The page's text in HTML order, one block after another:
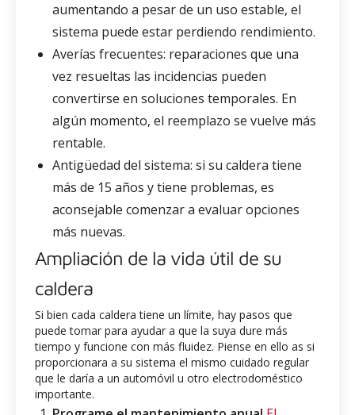
aumentando a pesar de un uso estable, el
sistema puede estar perdiendo rendimiento.
Averías frecuentes: reparaciones que una
vez resueltas las incidencias pueden
convertirse en soluciones temporales. En
algún momento, el reemplazo se vuelve más
rentable.
Antigüedad del sistema: si su caldera tiene
más de 15 años y tiene problemas, es
aconsejable comenzar a evaluar opciones
más nuevas.
Ampliación de la vida útil de su
caldera
Si bien cada caldera tiene un límite, hay pasos que
puede tomar para ayudar a que la suya dure más
tiempo y funcione con más fluidez. Piense en ello as si
proporcionara a su sistema el mismo cuidado regular
que le daría a un automóvil u otro electrodoméstico
importante.